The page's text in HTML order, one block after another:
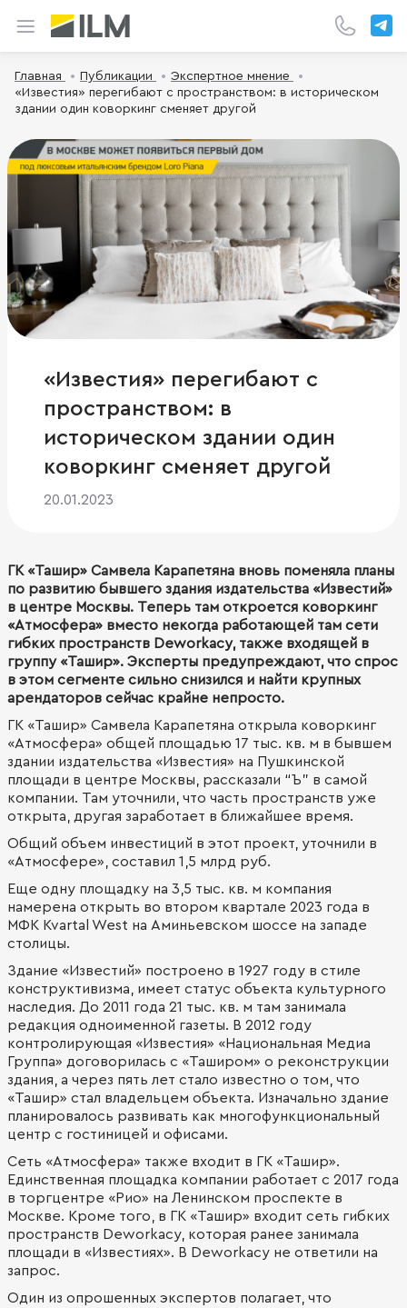
Главная Публикации
Экспертное мнение
«Известия» перегибают с пространством: в историческом
здании один коворкинг сменяет другой
«Известия» перегибают с
пространством: в
историческом здании один
коворкинг сменяет другой
20.01.2023
ГК «Ташир» Самвела Карапетяна вновь поменяла планы
по развитию бывшего здания издательства «Известий»
в центре Москвы. Теперь там откроется коворкинг
«Атмосфера» вместо некогда работающей там сети
гибких пространств Deworkacy, также входящей в
группу «Ташир». Эксперты предупреждают, что спрос
в этом сегменте сильно снизился и найти крупных
арендаторов сейчас крайне непросто.
ГК «Ташир» Самвела Карапетяна открыла коворкинг
«Атмосфера» общей площадью 17 тыс. кв. м в бывшем
здании издательства «Известия» на Пушкинской
площади в центре Москвы, рассказали “Ъ” в самой
компании. Там уточнили, что часть пространств уже
открыта, другая заработает в ближайшее время.
Общий объем инвестиций в этот проект, уточнили в
«Атмосфере», составил 1,5 млрд руб.
Еще одну площадку на 3,5 тыс. кв. м компания
намерена открыть во втором квартале 2023 года в
МФК Kvartal West на Аминьевском шоссе на западе
столицы.
Здание «Известий» построено в 1927 году в стиле
конструктивизма, имеет статус объекта культурного
наследия. До 2011 года 21 тыс. кв. м там занимала
редакция одноименной газеты. В 2012 году
контролирующая «Известия» «Национальная Медиа
Группа» договорилась с «Таширом» о реконструкции
здания, а через пять лет стало известно о том, что
«Ташир» стал владельцем объекта. Изначально здание
планировалось развивать как многофункциональный
центр с гостиницей и офисами.
Сеть «Атмосфера» также входит в ГК «Ташир».
Единственная площадка компании работает с 2017 года
в торгцентре «Рио» на Ленинском проспекте в
Москве. Кроме того, в ГК «Ташир» входит сеть гибких
пространств Deworkacy, которая ранее занимала
площади в «Известиях». В Deworkacy не ответили на
запрос.
Один из опрошенных экспертов полагает, что